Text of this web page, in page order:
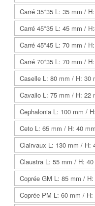
Carré 35*35 L: 35 mm /
Carré 45*35 L: 45 mm /
Carré 45*45 L: 70 mm /
Carré 70*35 L: 70 mm /
Caselle L: 80 mm / H: 30
Cavallo L: 75 mm / H: 22
Cephalonia L: 100 mm /
Ceto L: 65 mm / H: 40 mm
Clairvaux L: 130 mm / H:
Claustra L: 55 mm / H: 40
Coprée GM L: 85 mm /
Coprée PM L: 60 mm / H: